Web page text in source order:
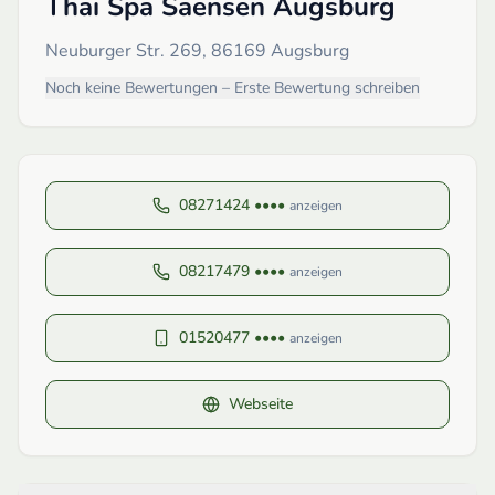
Neuburger Str. 269, 86169 Augsburg
Noch keine Bewertungen – Erste Bewertung schreiben
08271424 •••• anzeigen
08217479 •••• anzeigen
01520477 •••• anzeigen
Webseite